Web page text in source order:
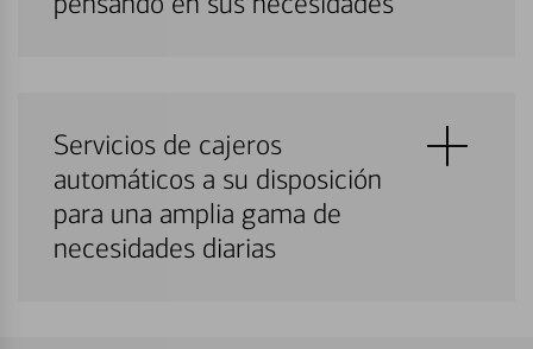
Servicios de cajeros
automáticos a su disposición
para una amplia gama de
necesidades diarias